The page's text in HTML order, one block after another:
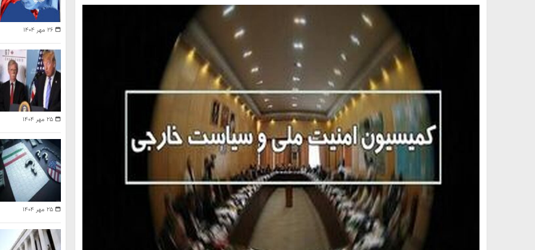
۲۶ مهر ۱۴۰۴
۲۵ مهر ۱۴۰۴
۲۵ مهر ۱۴۰۴